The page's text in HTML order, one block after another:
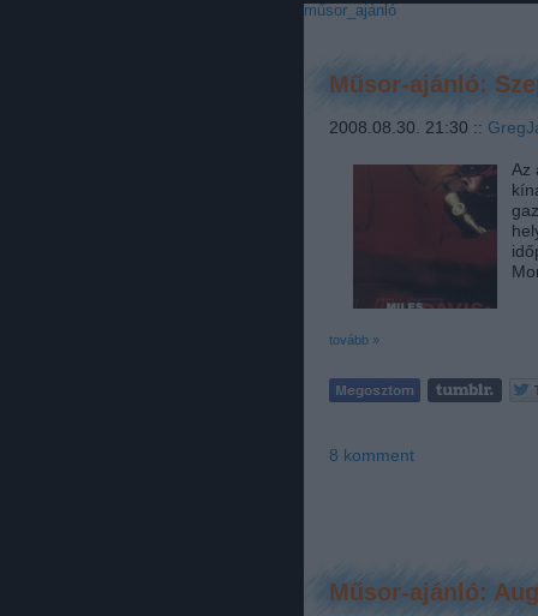
műsor_ajánló
Műsor-ajánló:
2008.08.30. 21:30 ::
Az
tovább »
8 komment
Műsor-ajánló: